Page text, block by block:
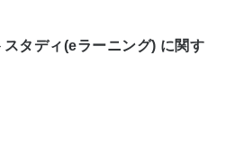
タディ(eラーニング) に関す